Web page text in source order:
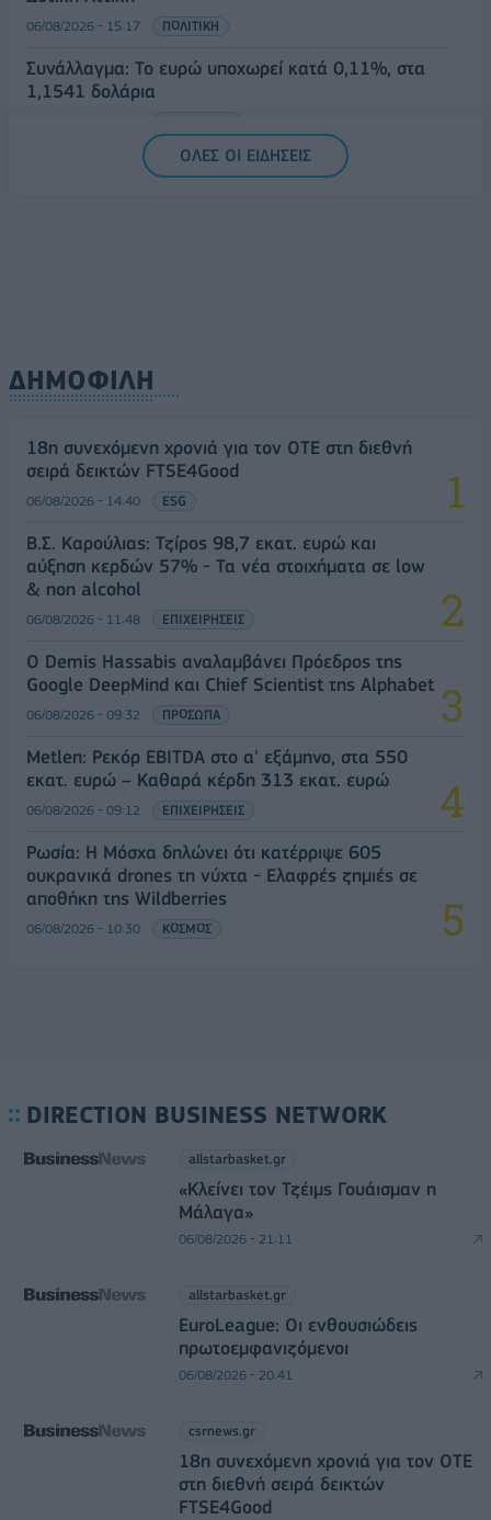
06/08/2026 - 15:17 ΠΟΛΙΤΙΚΗ
Συνάλλαγμα: Το ευρώ υποχωρεί κατά 0,11%, στα
1,1541 δολάρια
ΟΛΕΣ ΟΙ ΕΙΔΗΣΕΙΣ
ΔΗΜΟΦΙΛΗ
18η συνεχόμενη χρονιά για τον ΟΤΕ στη διεθνή
σειρά δεικτών FTSE4Good
06/08/2026 - 14:40 ESG
Β.Σ. Καρούλιας: Τζίρος 98,7 εκατ. ευρώ και
αύξηση κερδών 57% - Τα νέα στοιχήματα σε low
& non alcohol
06/08/2026 - 11:48 ΕΠΙΧΕΙΡΗΣΕΙΣ
Ο Demis Hassabis αναλαμβάνει Πρόεδρος της
Google DeepMind και Chief Scientist της Alphabet
06/08/2026 - 09:32 ΠΡΟΣΩΠΑ
Metlen: Ρεκόρ EBITDA στο α' εξάμηνο, στα 550
εκατ. ευρώ – Καθαρά κέρδη 313 εκατ. ευρώ
06/08/2026 - 09:12 ΕΠΙΧΕΙΡΗΣΕΙΣ
Ρωσία: Η Μόσχα δηλώνει ότι κατέρριψε 605
ουκρανικά drones τη νύχτα - Ελαφρές ζημιές σε
αποθήκη της Wildberries
06/08/2026 - 10:30 ΚΟΣΜΟΣ
DIRECTION BUSINESS NETWORK
allstarbasket.gr
«Κλείνει τον Τζέιμς Γουάισμαν η
Μάλαγα»
06/08/2026 - 21:11
allstarbasket.gr
EuroLeague: Οι ενθουσιώδεις
πρωτοεμφανιζόμενοι
06/08/2026 - 20:41
csrnews.gr
18η συνεχόμενη χρονιά για τον ΟΤΕ
στη διεθνή σειρά δεικτών
FTSE4Good